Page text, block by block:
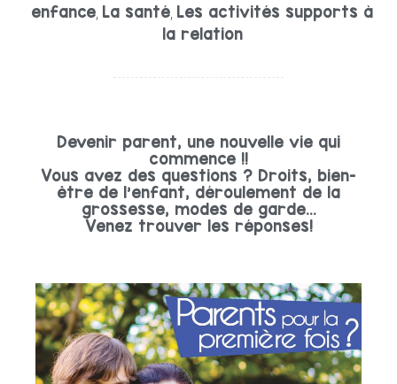
enfance La santé Les activités supports à
la relation
Devenir parent, une nouvelle vie qui
commence !!
Vous avez des questions ? Droits, bien-
être de l’enfant, déroulement de la
grossesse, modes de garde…
Venez trouver les réponses!